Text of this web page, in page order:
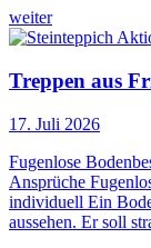
weiter
Treppen aus
17. Juli 2026
Fugenlose
Ansprüche
individuell Ein
aussehen. Er soll